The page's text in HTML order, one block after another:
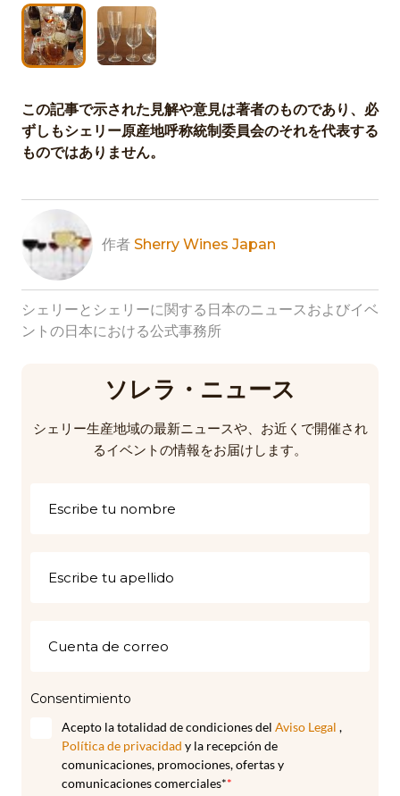
この記事で示された見解や意見は著者のものであり、必
ずしもシェリー原産地呼称統制委員会のそれを代表する
ものではありません。
作者 Sherry Wines Japan
シェリーとシェリーに関する日本のニュースおよびイベ
ントの日本における公式事務所
ソレラ・ニュース
シェリー生産地域の最新ニュースや、お近くで開催され
るイベントの情報をお届けします。
Consentimiento
Acepto la totalidad de condiciones del Aviso Legal ,
Política de privacidad y la recepción de
comunicaciones, promociones, ofertas y
comunicaciones comerciales**